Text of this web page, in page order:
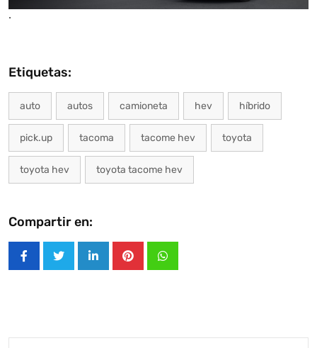
.
Etiquetas:
auto autos camioneta hev híbrido
pick.up tacoma tacome hev toyota
toyota hev toyota tacome hev
Compartir en:
LinkedInPinterestWhatsapp